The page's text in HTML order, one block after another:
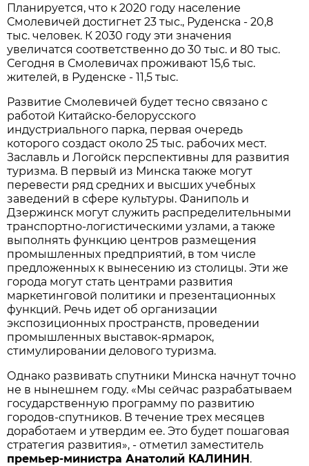
Планируется, что к 2020 году население
Смолевичей достигнет 23 тыс., Руденска - 20,8
тыс. человек. К 2030 году эти значения
увеличатся соответственно до 30 тыс. и 80 тыс.
Сегодня в Смолевичах проживают 15,6 тыс.
жителей, в Руденске - 11,5 тыс.
Развитие Смолевичей будет тесно связано с
работой Китайско-белорусского
индустриального парка, первая очередь
которого создаст около 25 тыс. рабочих мест.
Заславль и Логойск перспективны для развития
туризма. В первый из Минска также могут
перевести ряд средних и высших учебных
заведений в сфере культуры. Фаниполь и
Дзержинск могут служить распределительными
транспортно-логистическими узлами, а также
выполнять функцию центров размещения
промышленных предприятий, в том числе
предложенных к вынесению из столицы. Эти же
города могут стать центрами развития
маркетинговой политики и презентационных
функций. Речь идет об организации
экспозиционных пространств, проведении
промышленных выставок-ярмарок,
стимулировании делового туризма.
Однако развивать спутники Минска начнут точно
не в нынешнем году. «Мы сейчас разрабатываем
государственную программу по развитию
городов-спутников. В течение трех месяцев
доработаем и утвердим ее. Это будет пошаговая
стратегия развития», - отметил заместитель
премьер-министра Анатолий КАЛИНИН.